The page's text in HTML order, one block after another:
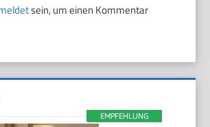
sein, um einen Kommentar
EMPFEHLUNG